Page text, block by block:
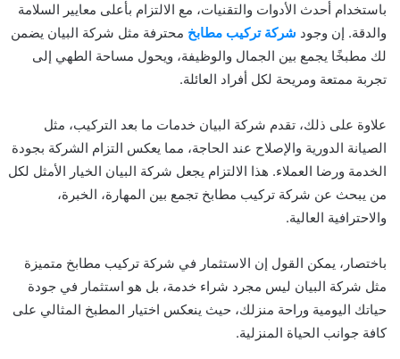
باستخدام أحدث الأدوات والتقنيات، مع الالتزام بأعلى معايير السلامة
والدقة. إن وجود شركة تركيب مطابخ محترفة مثل شركة البيان يضمن
لك مطبخًا يجمع بين الجمال والوظيفة، ويحول مساحة الطهي إلى
تجربة ممتعة ومريحة لكل أفراد العائلة.
علاوة على ذلك، تقدم شركة البيان خدمات ما بعد التركيب، مثل
الصيانة الدورية والإصلاح عند الحاجة، مما يعكس التزام الشركة بجودة
الخدمة ورضا العملاء. هذا الالتزام يجعل شركة البيان الخيار الأمثل لكل
من يبحث عن شركة تركيب مطابخ تجمع بين المهارة، الخبرة،
والاحترافية العالية.
باختصار، يمكن القول إن الاستثمار في شركة تركيب مطابخ متميزة
مثل شركة البيان ليس مجرد شراء خدمة، بل هو استثمار في جودة
حياتك اليومية وراحة منزلك، حيث ينعكس اختيار المطبخ المثالي على
كافة جوانب الحياة المنزلية.